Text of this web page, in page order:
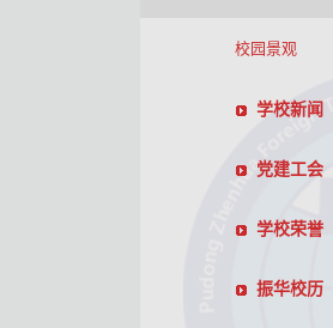
校园景观
学校新闻
党建工会
学校荣誉
振华校历